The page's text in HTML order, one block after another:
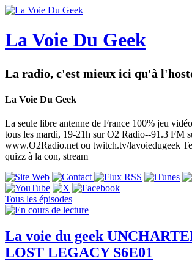
La Voie Du Geek
La radio, c'est mieux ici qu'à
La Voie Du Geek
La seule libre antenne de France 100% jeu
tous les mardi, 19-21h sur O2 Radio--91.3 FM
www.O2Radio.net ou twitch.tv/lavoiedugeek
quizz à la con, stream
Tous les épisodes
La voie du geek
LOST LEGACY S6E01